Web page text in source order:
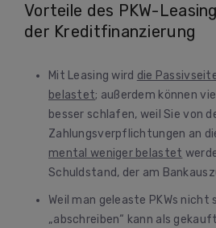
Vorteile des PKW-
der Kreditfinanzierung
Mit Leasing wird die
belastet; außerdem können
besser schlafen, weil Sie von
Zahlungsverpflichtungen an
mental weniger belastet
Schuldstand, der am
Weil man geleaste PKWs nicht
„abschreiben“ kann als